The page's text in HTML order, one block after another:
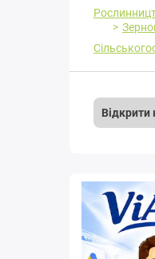
Відкрити